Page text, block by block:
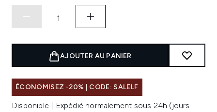
AJOUTER AU PANIER
ÉCONOMISEZ -20% | CODE: SALELF
Disponible | Expédié normalement sous 24h (jours